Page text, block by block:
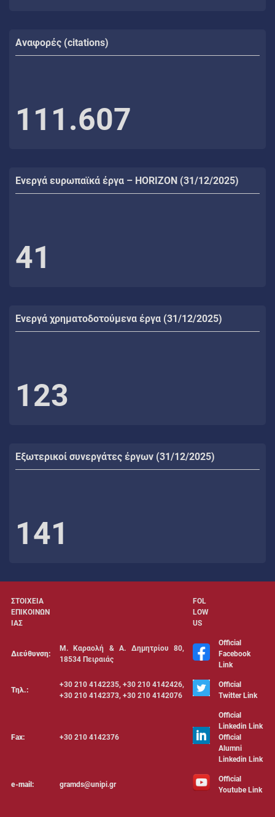
Αναφορές (citations)
111.607
Ενεργά ευρωπαϊκά έργα – HORIZON (31/12/2025)
41
Ενεργά χρηματοδοτούμενα έργα (31/12/2025)
123
Εξωτερικοί συνεργάτες έργων (31/12/2025)
141
ΣΤΟΙΧΕΙΑ
ΕΠΙΚΟΙΝΩΝ
ΙΑΣ
FOL
LOW
US
Διεύθυνση:
Μ. Καραολή & Α. Δημητρίου 80,
18534 Πειραιάς
Official
Facebook
Link
Τηλ.:
+30 210 4142235, +30 210 4142426,
+30 210 4142373, +30 210 4142076
Official
Twitter Link
Fax: +30 210 4142376
Official
Linkedin Link
Official
Alumni
Linkedin Link
e-mail: gramds@unipi.gr
Official
Youtube Link